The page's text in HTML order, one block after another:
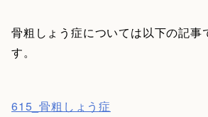
骨粗しょう症については以下の記事
す。
615_骨粗しょう症